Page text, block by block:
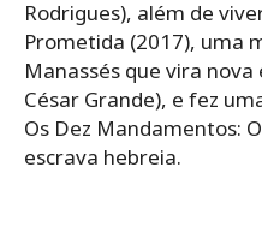
Rodrigues), além de
Prometida (2017), uma
Manassés que vira nova
César Grande), e fez
Os Dez Mandamentos:
escrava hebreia.